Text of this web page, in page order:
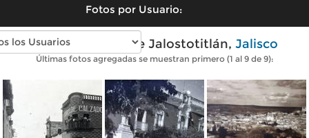
Fotos por Usuario:
Fotos antiguas de Jalostotitlán, Jalisco
Últimas fotos agregadas se muestran primero (1 al 9 de 9):